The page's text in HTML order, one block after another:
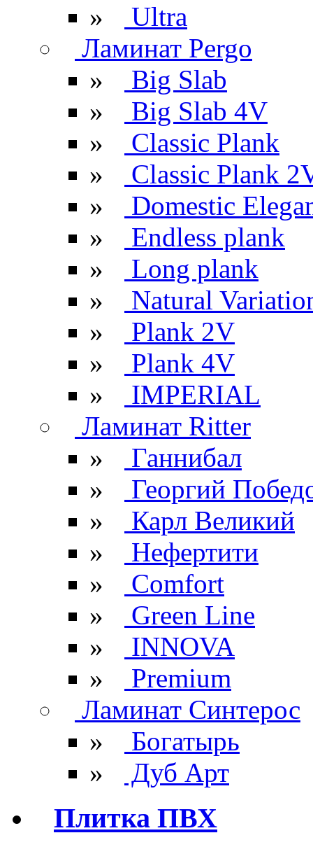
»
Ultra
Ламинат Pergo
»
Big Slab
»
Big Slab 4V
»
Classic Plank
»
Classic Plank
»
Domestic
»
Endless plank
»
Long plank
»
Natural
»
Plank 2V
»
Plank 4V
»
IMPERIAL
Ламинат Ritter
»
Ганнибал
»
Георгий
»
Карл Великий
»
Нефертити
»
Comfort
»
Green Line
»
INNOVA
»
Premium
Ламинат Синтерос
»
Богатырь
»
Дуб Арт
Плитка ПВХ